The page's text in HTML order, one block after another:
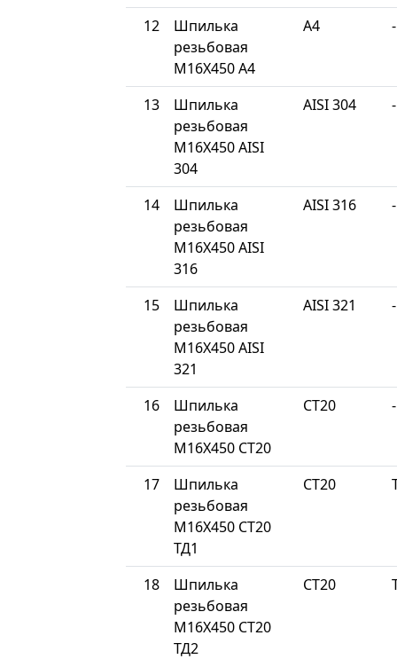
12
Шпилька
резьбовая
М16Х450 A4
A4 -
13
Шпилька
резьбовая
М16Х450 AISI
304
AISI 304 -
14
Шпилька
резьбовая
М16Х450 AISI
316
AISI 316 -
15
Шпилька
резьбовая
М16Х450 AISI
321
AISI 321 -
16
Шпилька
резьбовая
М16Х450 СТ20
СТ20 -
17
Шпилька
резьбовая
М16Х450 СТ20
ТД1
СТ20
18
Шпилька
резьбовая
М16Х450 СТ20
ТД2
СТ20